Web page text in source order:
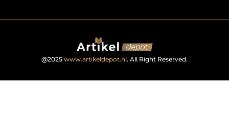
@2025 www.artikeldepot.nl. All Right Reserved.